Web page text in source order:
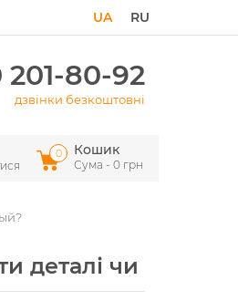
RU
UA
201-80-92
дзвінки безкоштовні
Кошик
Сума - 0 грн
0
деталі чи